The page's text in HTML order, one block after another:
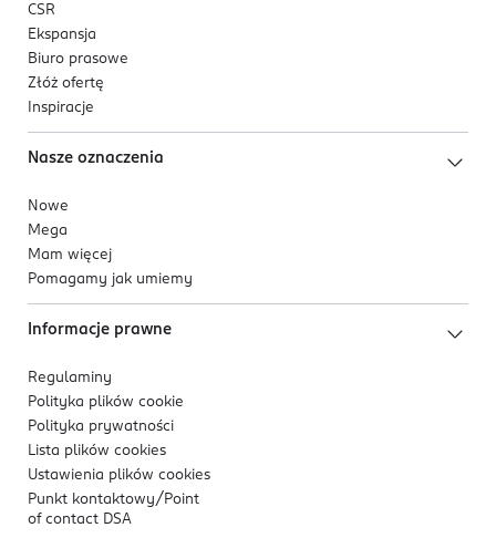
CSR
Ekspansja
Biuro prasowe
Złóż ofertę
Inspiracje
Nasze oznaczenia
Nowe
Mega
Mam więcej
Pomagamy jak umiemy
Informacje prawne
Regulaminy
Polityka plików cookie
Polityka prywatności
Lista plików cookies
Ustawienia plików cookies
Punkt kontaktowy/ Point
of contact DSA